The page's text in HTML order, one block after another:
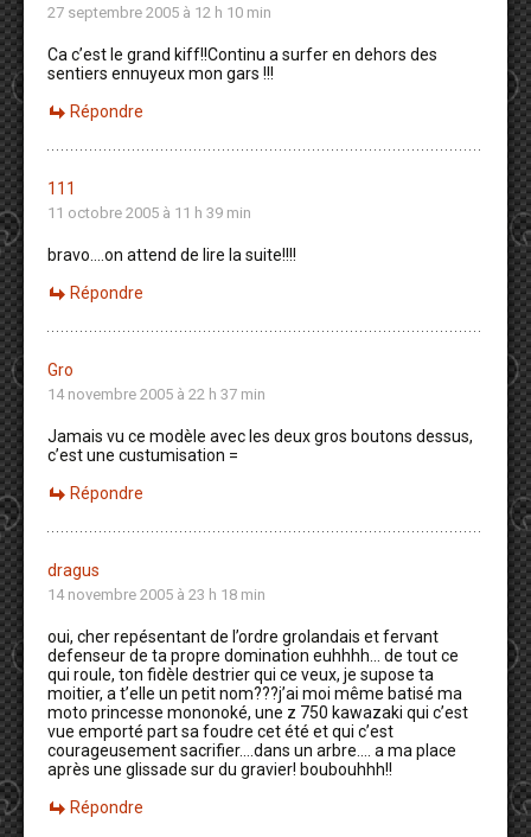
27 septembre 2005 à 12 h 10 min
Ca c’est le grand kiff!!Continu a surfer en dehors des
sentiers ennuyeux mon gars !!!
Répondre
111
11 octobre 2005 à 11 h 39 min
bravo….on attend de lire la suite!!!!
Répondre
Gro
14 novembre 2005 à 22 h 37 min
Jamais vu ce modèle avec les deux gros boutons dessus,
c’est une custumisation =
Répondre
dragus
14 novembre 2005 à 23 h 18 min
oui, cher repésentant de l’ordre grolandais et fervant
defenseur de ta propre domination euhhhh… de tout ce
qui roule, ton fidèle destrier qui ce veux, je supose ta
moitier, a t’elle un petit nom???j’ai moi même batisé ma
moto princesse mononoké, une z 750 kawazaki qui c’est
vue emporté part sa foudre cet été et qui c’est
courageusement sacrifier….dans un arbre…. a ma place
après une glissade sur du gravier! boubouhhh!!
Répondre